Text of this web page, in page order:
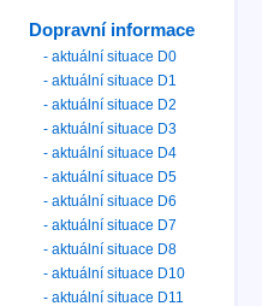
Dopravní informace
- aktuální situace D0
- aktuální situace D1
- aktuální situace D2
- aktuální situace D3
- aktuální situace D4
- aktuální situace D5
- aktuální situace D6
- aktuální situace D7
- aktuální situace D8
- aktuální situace D10
- aktuální situace D11